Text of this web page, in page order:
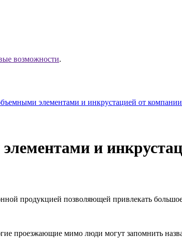
возможности.
элементами и инкрустацией от
и
продукцией позволяющей привлекать
проезжающие мимо люди могут запомнить